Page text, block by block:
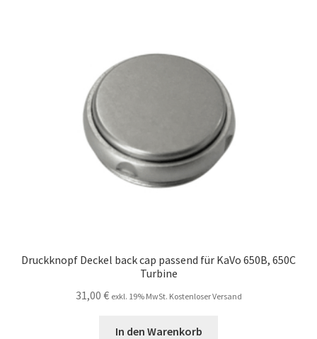
Druckknopf Deckel back cap passend für KaVo 650B, 650C
Turbine
31,00 € exkl. 19% MwSt. Kostenloser Versand
In den Warenkorb